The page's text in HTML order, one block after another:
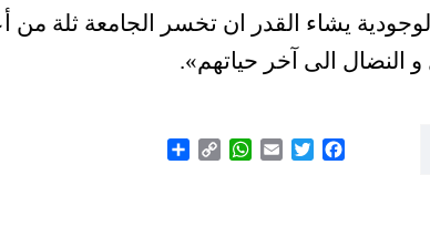
يشاء القدر ان تخسر الجامعة ثلة من
النضال الى آخر حياتهم»
.
Facebook
Twitter
Email
WhatsApp
Copy